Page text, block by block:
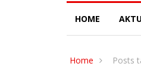
HOME
Home Posts